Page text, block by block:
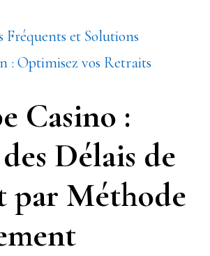
Fréquents et Solutions
: Optimisez vos Retraits
Casino :
Délais de
par Méthode